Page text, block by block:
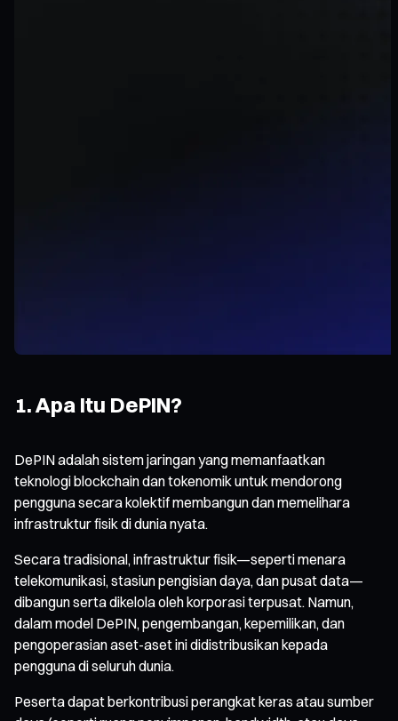
1. Apa Itu DePIN?
DePIN adalah sistem jaringan yang memanfaatkan
teknologi blockchain dan tokenomik untuk mendorong
pengguna secara kolektif membangun dan memelihara
infrastruktur fisik di dunia nyata.
Secara tradisional, infrastruktur fisik—seperti menara
telekomunikasi, stasiun pengisian daya, dan pusat data—
dibangun serta dikelola oleh korporasi terpusat. Namun,
dalam model DePIN, pengembangan, kepemilikan, dan
pengoperasian aset-aset ini didistribusikan kepada
pengguna di seluruh dunia.
Peserta dapat berkontribusi perangkat keras atau sumber